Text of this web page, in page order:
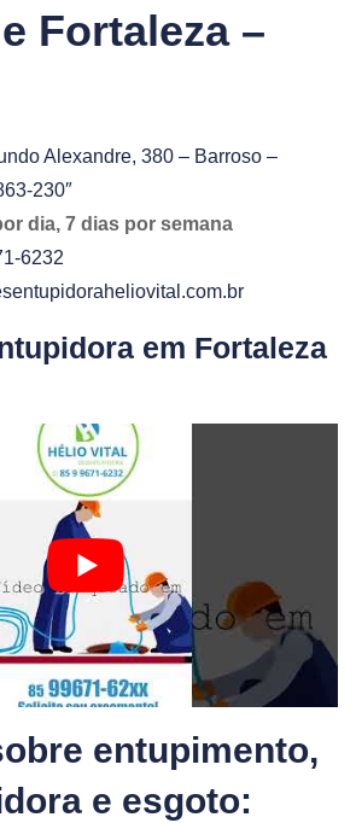
Fortaleza –
Alexandre, 380 – Barroso –
230″
dia, 7 dias por semana
6232
em Fortaleza
entupimento,
e esgoto: